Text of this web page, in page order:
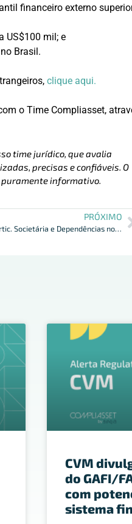
financeiro externo
US$100 mil; e
Brasil.
clique aqui.
o Time Compliasset,
time jurídico, que avalia
precisas e confiáveis. O
puramente informativo.
PRÓXIMO
Res. CMN 5.043/22: Partic. Societária e Dependências no Exterior.
CVM
do GAFI/
com
sistema